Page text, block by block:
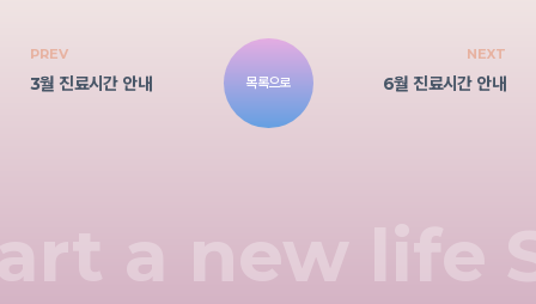
PREV
3월 진료시간 안내 목록으로
NEXT
6월 진료시간 안내
a new life